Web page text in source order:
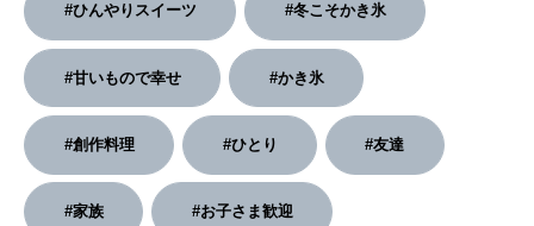
#ひんやりスイーツ #冬こそかき氷
#甘いもので幸せ #かき氷
#創作料理 #ひとり #友達
#家族 #お子さま歓迎